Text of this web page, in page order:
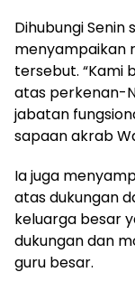
Dihubungi Senin
menyampaikan
tersebut. “Kami
atas perkenan-
jabatan
sapaan akrab
Ia juga
atas dukungan
keluarga besar
dukungan dan
guru besar.